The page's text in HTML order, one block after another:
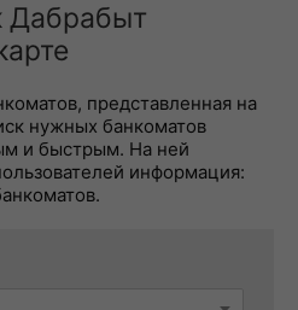
Дабрабыт
представленная на
нужных банкоматов
и быстрым. На ней
информация: